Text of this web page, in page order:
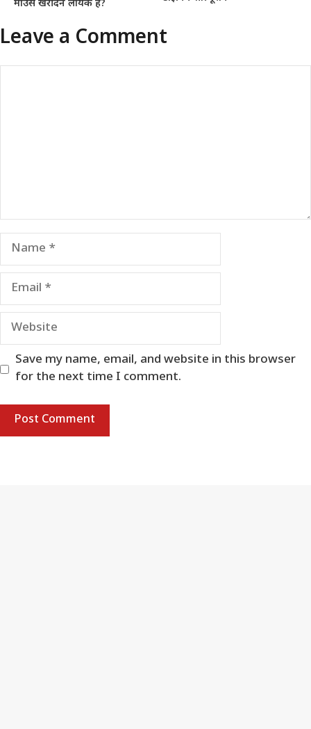
माउस खरीदने लायक है?
Leave a Comment
Name
Email
Website
Save my name, email, and website in this browser
for the next time I comment.